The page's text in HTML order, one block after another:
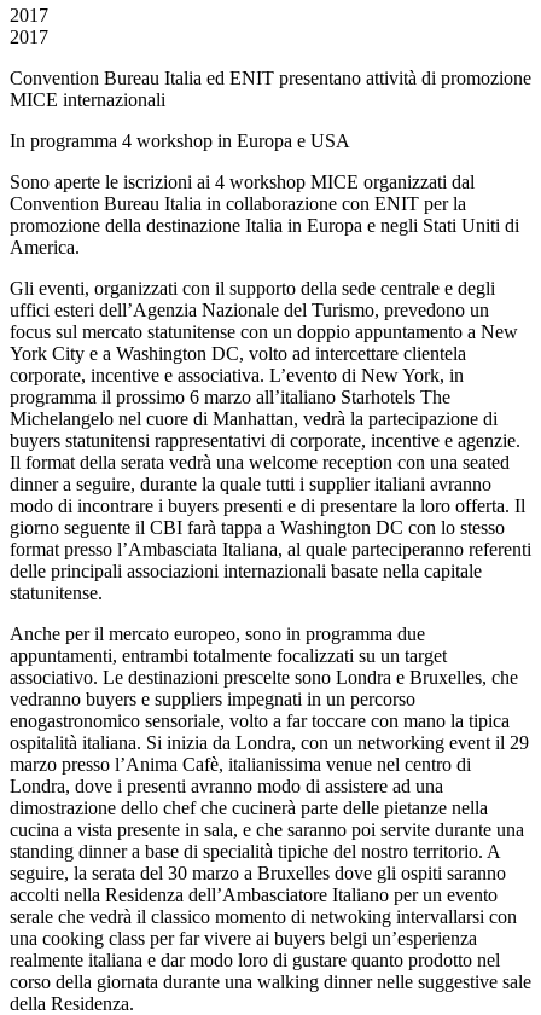
2017
2017
Convention Bureau Italia ed ENIT presentano attività di promozione
MICE internazionali
In programma 4 workshop in Europa e USA
Sono aperte le iscrizioni ai 4 workshop MICE organizzati dal
Convention Bureau Italia in collaborazione con ENIT per la
promozione della destinazione Italia in Europa e negli Stati Uniti di
America.
Gli eventi, organizzati con il supporto della sede centrale e degli
uffici esteri dell’Agenzia Nazionale del Turismo, prevedono un
focus sul mercato statunitense con un doppio appuntamento a New
York City e a Washington DC, volto ad intercettare clientela
corporate, incentive e associativa. L’evento di New York, in
programma il prossimo 6 marzo all’italiano Starhotels The
Michelangelo nel cuore di Manhattan, vedrà la partecipazione di
buyers statunitensi rappresentativi di corporate, incentive e agenzie.
Il format della serata vedrà una welcome reception con una seated
dinner a seguire, durante la quale tutti i supplier italiani avranno
modo di incontrare i buyers presenti e di presentare la loro offerta. Il
giorno seguente il CBI farà tappa a Washington DC con lo stesso
format presso l’Ambasciata Italiana, al quale parteciperanno referenti
delle principali associazioni internazionali basate nella capitale
statunitense.
Anche per il mercato europeo, sono in programma due
appuntamenti, entrambi totalmente focalizzati su un target
associativo. Le destinazioni prescelte sono Londra e Bruxelles, che
vedranno buyers e suppliers impegnati in un percorso
enogastronomico sensoriale, volto a far toccare con mano la tipica
ospitalità italiana. Si inizia da Londra, con un networking event il 29
marzo presso l’Anima Cafè, italianissima venue nel centro di
Londra, dove i presenti avranno modo di assistere ad una
dimostrazione dello chef che cucinerà parte delle pietanze nella
cucina a vista presente in sala, e che saranno poi servite durante una
standing dinner a base di specialità tipiche del nostro territorio. A
seguire, la serata del 30 marzo a Bruxelles dove gli ospiti saranno
accolti nella Residenza dell’Ambasciatore Italiano per un evento
serale che vedrà il classico momento di netwoking intervallarsi con
una cooking class per far vivere ai buyers belgi un’esperienza
realmente italiana e dar modo loro di gustare quanto prodotto nel
corso della giornata durante una walking dinner nelle suggestive sale
della Residenza.